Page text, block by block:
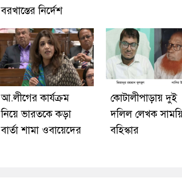
বরখাস্তের নির্দেশ
আ.লীগের কার্যক্রম
নিয়ে ভারতকে কড়া
বার্তা শামা ওবায়েদের
কোটালীপাড়ায় দুই
দলিল লেখক
বহিস্কার